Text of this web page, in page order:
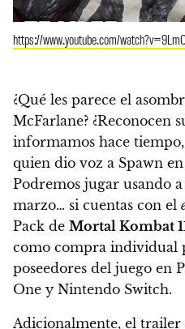
https://www.youtube.com/
¿Qué les parece el
McFarlane? ¿Reconocen
informamos hace
quien dio voz a Spawn
Podremos jugar usando a
marzo… si cuentas con el
Pack de Mortal Kombat
como compra individual
poseedores del juego en
One y Nintendo Switch.
Adicionalmente, el